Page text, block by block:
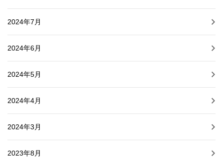
2024年7月
2024年6月
2024年5月
2024年4月
2024年3月
2023年8月